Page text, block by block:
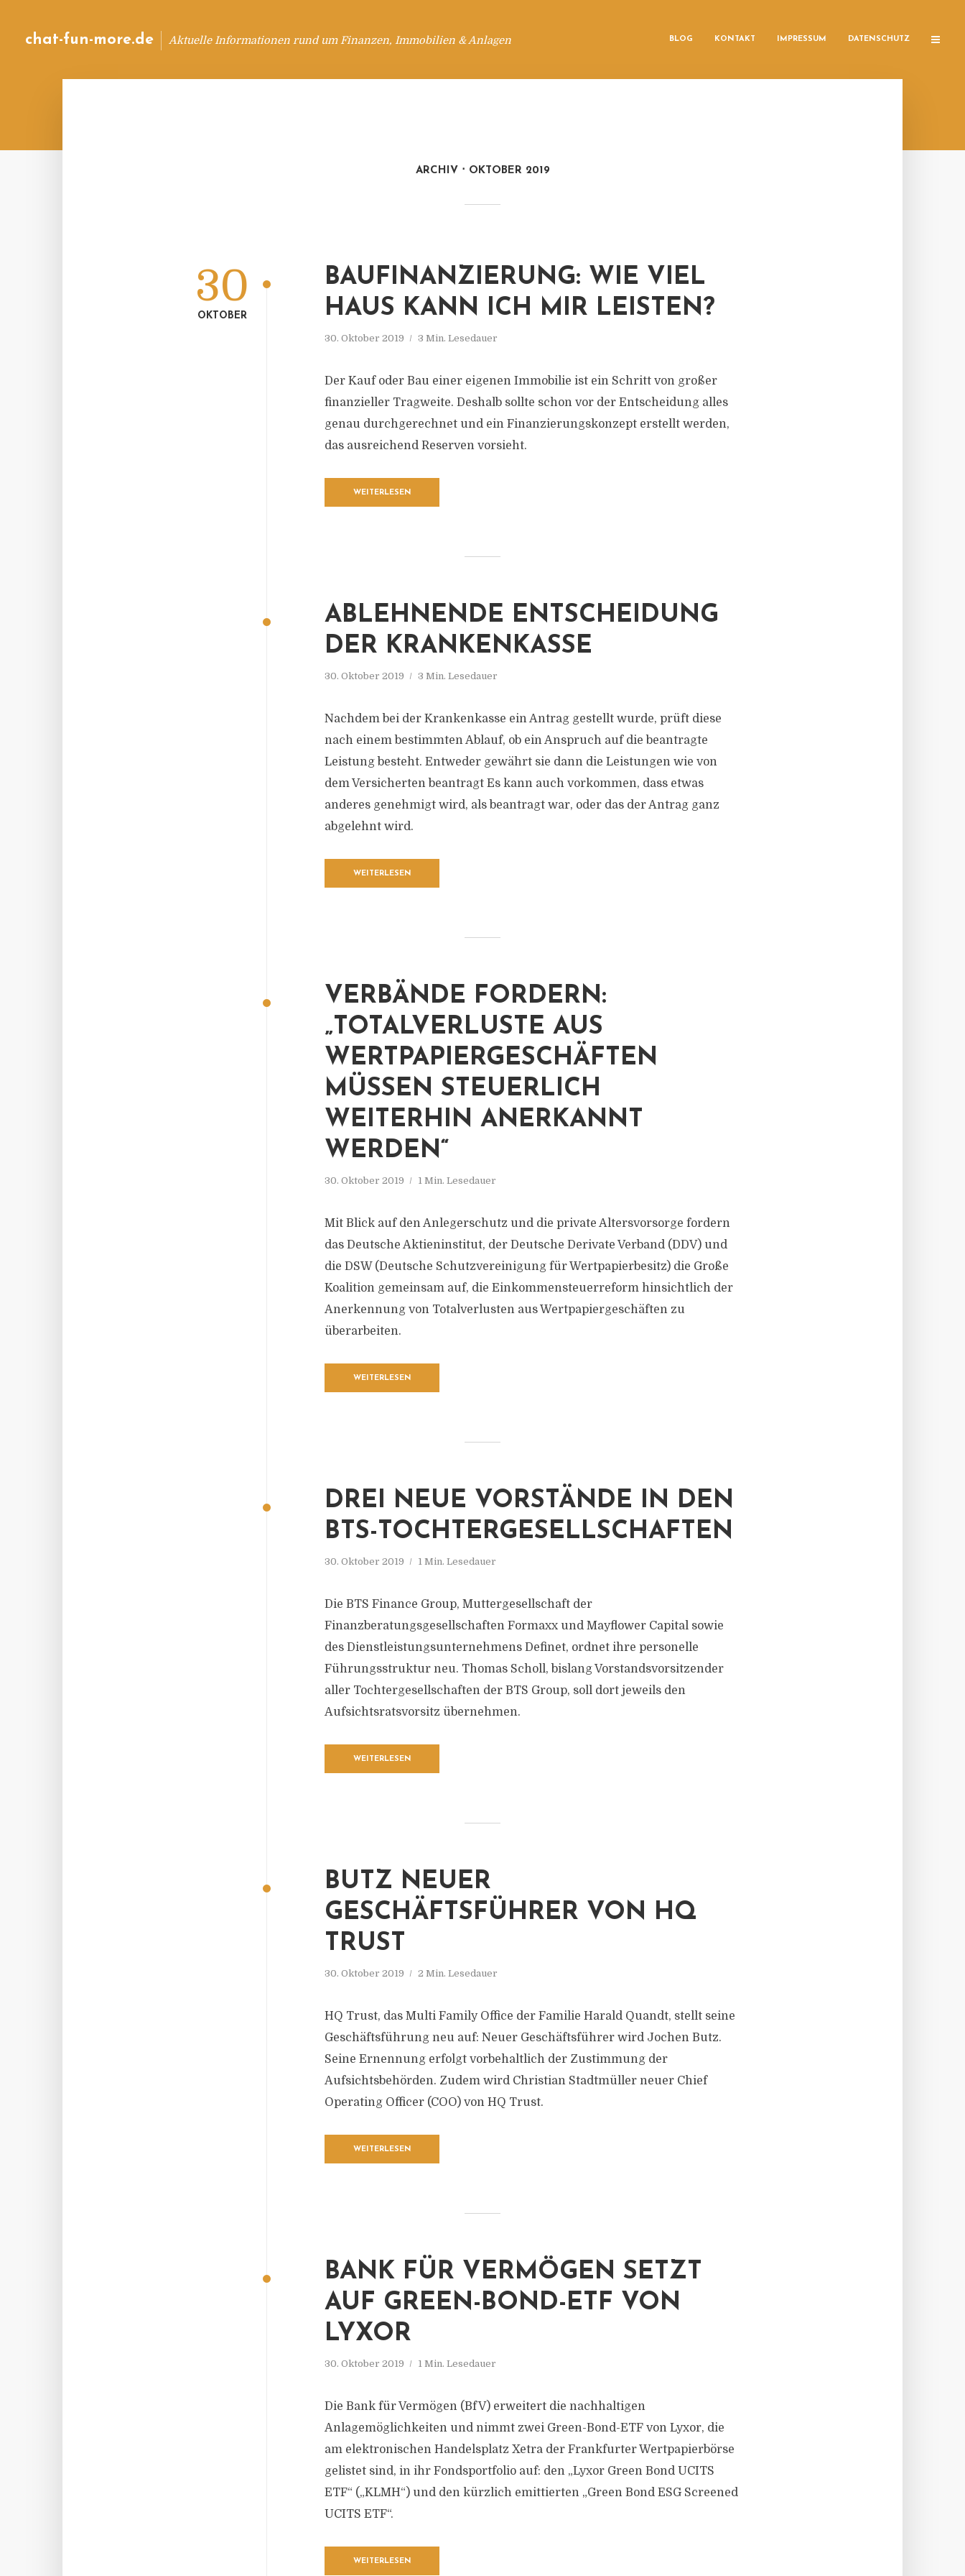
chat-fun-more.de Aktuelle Informationen rund um Finanzen, Immobilien & Anlagen BLOG KONTAKT IMPRESSUM DATENSCHUTZ
ARCHIV OKTOBER 2019
BAUFINANZIERUNG: WIE VIEL
HAUS KANN ICH MIR LEISTEN?
30. Oktober 2019 3 Min. Lesedauer
30
OKTOBER
Der Kauf oder Bau einer eigenen Immobilie ist ein Schritt von großer
finanzieller Tragweite. Deshalb sollte schon vor der Entscheidung alles
genau durchgerechnet und ein Finanzierungskonzept erstellt werden,
das ausreichend Reserven vorsieht.
WEITERLESEN
ABLEHNENDE ENTSCHEIDUNG
DER KRANKENKASSE
30. Oktober 2019 3 Min. Lesedauer
Nachdem bei der Krankenkasse ein Antrag gestellt wurde, prüft diese
nach einem bestimmten Ablauf, ob ein Anspruch auf die beantragte
Leistung besteht. Entweder gewährt sie dann die Leistungen wie von
dem Versicherten beantragt Es kann auch vorkommen, dass etwas
anderes genehmigt wird, als beantragt war, oder das der Antrag ganz
abgelehnt wird.
WEITERLESEN
VERBÄNDE FORDERN:
„TOTALVERLUSTE AUS
WERTPAPIERGESCHÄFTEN
MÜSSEN STEUERLICH
WEITERHIN ANERKANNT
WERDEN“
30. Oktober 2019 1 Min. Lesedauer
Mit Blick auf den Anlegerschutz und die private Altersvorsorge fordern
das Deutsche Aktieninstitut, der Deutsche Derivate Verband (DDV) und
die DSW (Deutsche Schutzvereinigung für Wertpapierbesitz) die Große
Koalition gemeinsam auf, die Einkommensteuerreform hinsichtlich der
Anerkennung von Totalverlusten aus Wertpapiergeschäften zu
überarbeiten.
WEITERLESEN
DREI NEUE VORSTÄNDE IN DEN
BTS-TOCHTERGESELLSCHAFTEN
30. Oktober 2019 1 Min. Lesedauer
Die BTS Finance Group, Muttergesellschaft der
Finanzberatungsgesellschaften Formaxx und Mayflower Capital sowie
des Dienstleistungsunternehmens Definet, ordnet ihre personelle
Führungsstruktur neu. Thomas Scholl, bislang Vorstandsvorsitzender
aller Tochtergesellschaften der BTS Group, soll dort jeweils den
Aufsichtsratsvorsitz übernehmen.
WEITERLESEN
BUTZ NEUER
GESCHÄFTSFÜHRER VON HQ
TRUST
30. Oktober 2019 2 Min. Lesedauer
HQ Trust, das Multi Family Office der Familie Harald Quandt, stellt seine
Geschäftsführung neu auf: Neuer Geschäftsführer wird Jochen Butz.
Seine Ernennung erfolgt vorbehaltlich der Zustimmung der
Aufsichtsbehörden. Zudem wird Christian Stadtmüller neuer Chief
Operating Officer (COO) von HQ Trust.
WEITERLESEN
BANK FÜR VERMÖGEN SETZT
AUF GREEN-BOND-ETF VON
LYXOR
30. Oktober 2019 1 Min. Lesedauer
Die Bank für Vermögen (BfV) erweitert die nachhaltigen
Anlagemöglichkeiten und nimmt zwei Green-Bond-ETF von Lyxor, die
am elektronischen Handelsplatz Xetra der Frankfurter Wertpapierbörse
gelistet sind, in ihr Fondsportfolio auf: den „Lyxor Green Bond UCITS
ETF“ („KLMH“) und den kürzlich emittierten „Green Bond ESG Screened
UCITS ETF“.
WEITERLESEN